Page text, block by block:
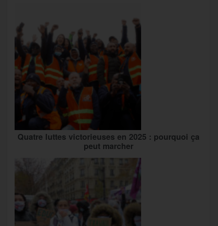
Quatre luttes victorieuses en 2025 : pourquoi ça
peut marcher